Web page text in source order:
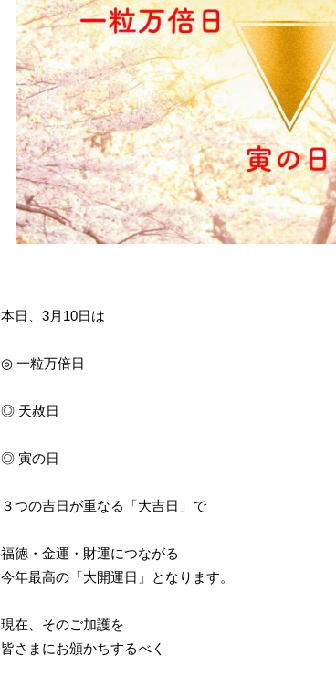
本日、3月10日は
◎ 一粒万倍日
◎ 天赦日
◎ 寅の日
３つの吉日が重なる「大吉日」で
福徳・金運・財運につながる
今年最高の「大開運日」となります。
現在、そのご加護を
皆さまにお頒かちするべく